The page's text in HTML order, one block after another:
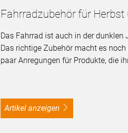
Fahrradzubehör für Herbst
Das Fahrrad ist auch in der
Das richtige Zubehör macht es
paar Anregungen für Produkte, die
Artikel anzeigen